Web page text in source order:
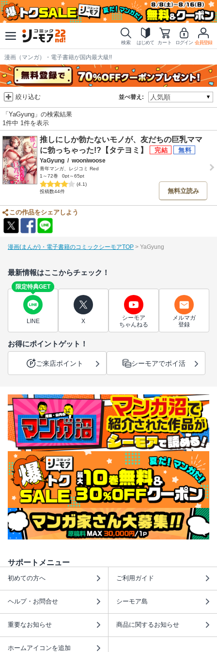
検索 はじめて カート ログイン 会員登録
漫画（マンガ）・電子書籍が国内最大級!!
並べ替え:
絞り込む
「YaGyung」の検索結果
1件中 1件を表示
推しにしか勃たないモノが、友だちの巨乳ママ
に勃っちゃった!?【タテヨミ】
YaGyung / wooniwoose
青年マンガ、レジコミ Red
1～72巻
0pt～65pt
(4.1)
投稿数44件
無料立読み
この作品をシェアしよう
漫画(まんが)・電子書籍のコミックシーモアTOP YaGyung
最新情報はここからチェック！
限定特典GET
LINE X
シーモア
ちゃんねる
メルマガ
登録
お得にポイントゲット！
ご来店ポイント シーモアでポイ活
サポートメニュー
初めての方へ ご利用ガイド
ヘルプ・お問合せ シーモア島
重要なお知らせ 商品に関するお知らせ
ホームアイコンを追加